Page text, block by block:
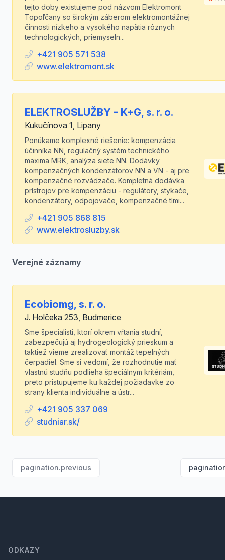
tejto doby existujeme pod názvom Elektromont
Topoľčany so širokým záberom elektromontážnej
činnosti nízkeho a vysokého napätia rôznych
technologických, priemyseln...
+421 905 571 538
www.elektromont.sk
ELEKTROSLUŽBY - K+G, s. r. o.
Kukučínova 1, Lipany
Ponúkame komplexné riešenie: kompenzácia
účinníka NN, regulačný systém technického
maxima MRK, analýza siete NN. Dodávky
kompenzačných kondenzátorov NN a VN - aj pre
kompenzačné rozvádzače. Kompletná dodávka
prístrojov pre kompenzáciu - regulátory, stykače,
kondenzátory, odpojovače, kompenzačné tlmi...
+421 905 868 815
www.elektrosluzby.sk
Verejné záznamy
Ecobiomg, s. r. o.
J. Holčeka 253, Budmerice
Sme špecialisti, ktorí okrem vŕtania studní,
zabezpečujú aj hydrogeologický prieskum a
taktiež vieme zrealizovať montáž tepelných
čerpadiel. Sme si vedomí, že rozhodnutie mať
vlastnú studňu podlieha špeciálnym kritériám,
preto pristupujeme ku každej požiadavke zo
strany klienta individuálne a ústr...
+421 905 337 069
studniar.sk/
pagination.previous
ODKAZY